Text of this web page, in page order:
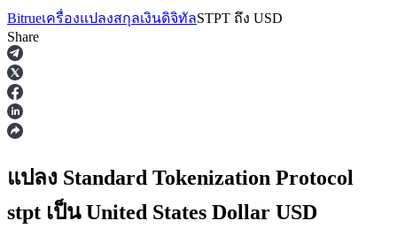
ฟิวเจอร์ส
Bitrueเครื่องแปลงสกุลเงินดิจิทัลSTPT ถึง USD
Share
แปลง Standard Tokenization Protocol
stpt เป็น United States Dollar USD